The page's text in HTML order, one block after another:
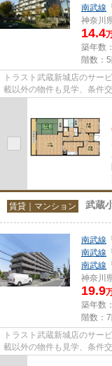
南武線
神奈川
14.4
築年数
階数：
トラスト武蔵新城店のサー
載以外の物件も見学、条件
時無料駐車場有（要電話予
賃貸｜マンション 武蔵
南武線
南武線
南武線
神奈川
19.9
築年数
階数：
トラスト武蔵新城店のサー
載以外の物件も見学、条件
時無料駐車場有（要電話予